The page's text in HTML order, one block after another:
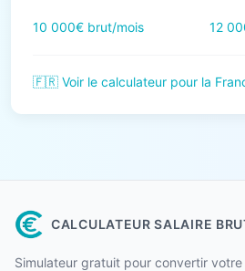
10 000€ brut/mois 12
🇫🇷 Voir le calculateur pour la
CALCULATEUR SALAIRE
Simulateur gratuit pour convertir